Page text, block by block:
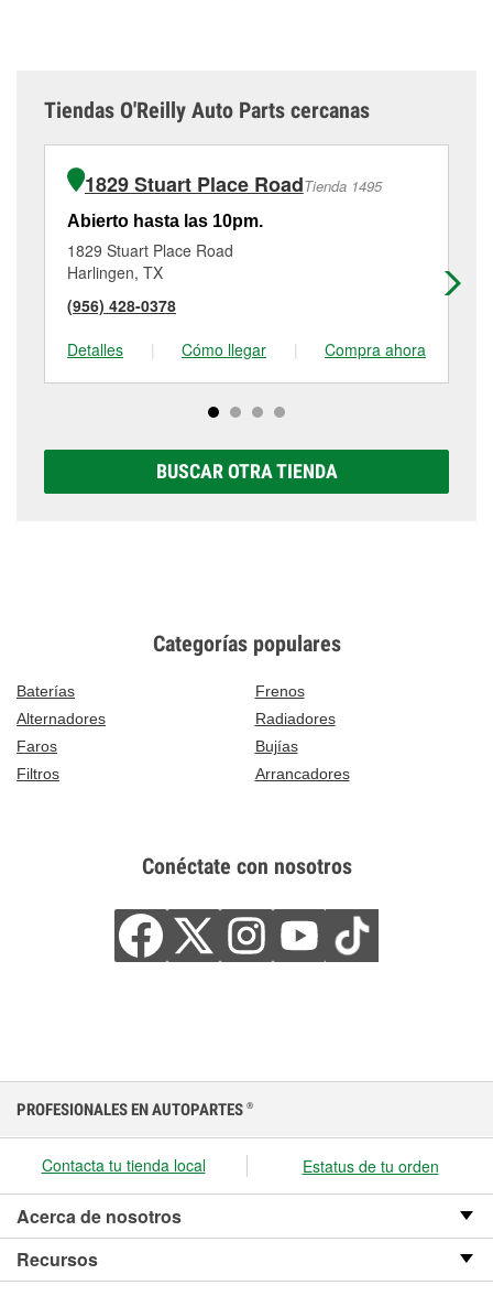
Tiendas O'Reilly Auto Parts cercanas
1829 Stuart Place RoadTienda 1495
Abierto hasta las 10pm.
1829 Stuart Place Road
Harlingen, TX
(956) 428-0378
Detalles
| Cómo llegar | Compra ahora
BUSCAR OTRA TIENDA
Categorías populares
Baterías
Frenos
Alternadores
Radiadores
Faros
Bujías
Filtros
Arrancadores
Conéctate con nosotros
PROFESIONALES EN AUTOPARTES ®
Contacta tu tienda local Estatus de tu orden
Acerca de nosotros
Recursos